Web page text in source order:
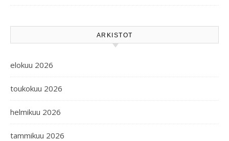
ARKISTOT
elokuu 2026
toukokuu 2026
helmikuu 2026
tammikuu 2026